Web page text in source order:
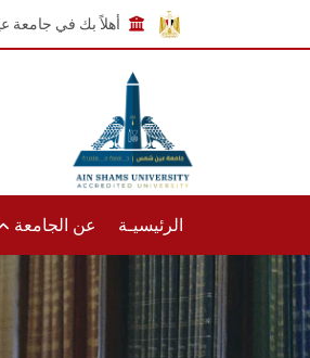
أهلاً بك في
الرئيسيـة عن الجامعة